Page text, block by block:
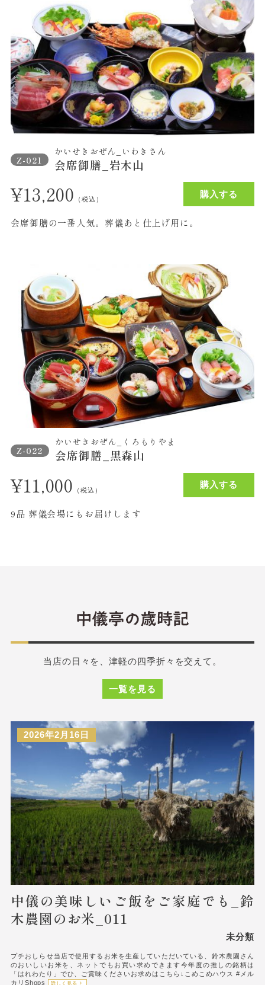
Z-021
かいせきおぜん_いわきさん
会席御膳_岩木山
¥13,200 （税込）
購入する
会席御膳の一番人気。葬儀あと仕上げ用に。
Z-022
かいせきおぜん_くろもりやま
会席御膳_黒森山
¥11,000 （税込）
購入する
9品 葬儀会場にもお届けします
当店の日々を、津軽の四季折々を交えて。
一覧を見る
2026年2月16日
中儀の美味しいご飯をご家庭でも_鈴
木農園のお米_011
未分類
プチおしらせ当店で使用するお米を生産していただいている、鈴木農園さん
のおいしいお米を、ネットでもお買い求めできます今年度の推しの銘柄は
「はれわたり」でひ、ご賞味くださいお求めはこちら↓こめこめハウス #メル
カリShops
詳しく見る